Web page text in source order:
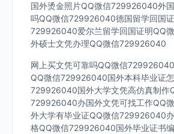
国外烫金照片QQ微信729926040外
吗QQ微信729926040德国留学回国
729926040爱尔兰留学回国证明QQ
外硕士文凭办理QQ微信729926040
网上买文凭可靠吗QQ微信
QQ微信729926040国外本科毕业证
729926040国外大学文凭高仿真制作
729926040办国外文凭可找工作QQ
外大学有毕业证QQ微信729926040
格QQ微信729926040国外毕业证书